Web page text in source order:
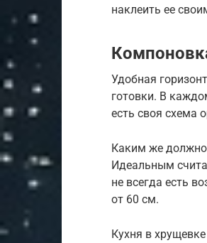
наклеить ее
Удобная
готовки. В
есть своя схема
Каким же
Идеальным
не всегда есть
от 60 см.
Кухня в